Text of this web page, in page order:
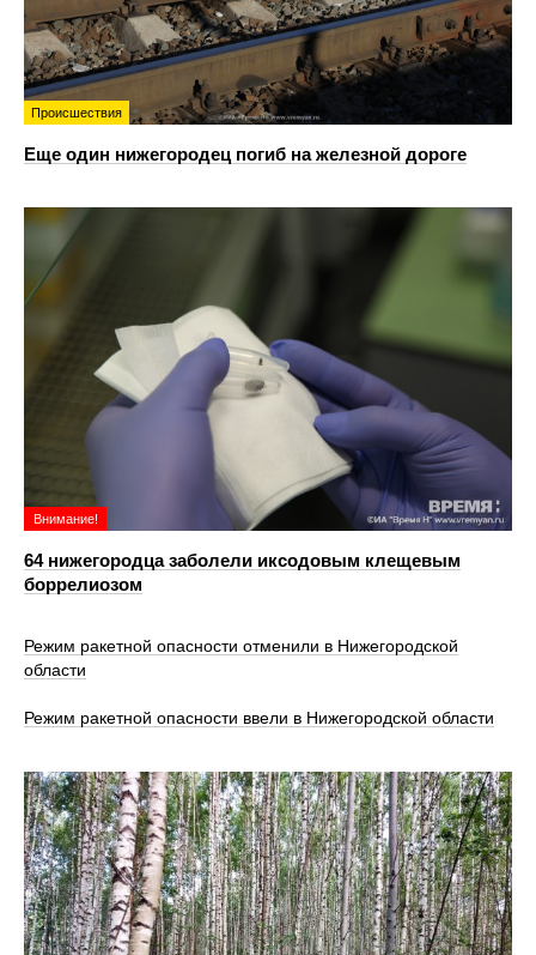
Происшествия
Еще один нижегородец погиб на железной дороге
Внимание!
64 нижегородца заболели иксодовым клещевым
боррелиозом
Режим ракетной опасности отменили в Нижегородской
области
Режим ракетной опасности ввели в Нижегородской области